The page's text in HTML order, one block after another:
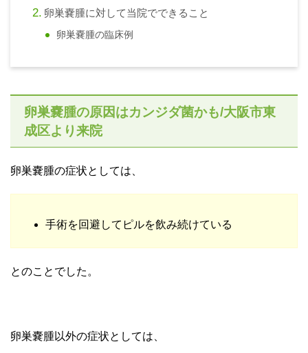
卵巣嚢腫に対して当院でできること
卵巣嚢腫の臨床例
卵巣嚢腫の原因はカンジダ菌かも/大阪市東
成区より来院
卵巣嚢腫の症状としては、
手術を回避してピルを飲み続けている
とのことでした。
卵巣嚢腫以外の症状としては、